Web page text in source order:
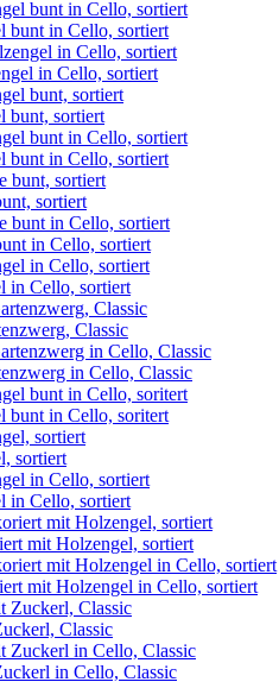
bunt in Cello, sortiert
in Cello, sortiert
bunt, sortiert
bunt in Cello, sortiert
sortiert
in Cello, sortiert
in Cello, sortiert
Classic
in Cello, Classic
bunt in Cello, soritert
sortiert
in Cello, sortiert
mit Holzengel, sortiert
mit Holzengel in Cello, sortiert
Classic
in Cello, Classic